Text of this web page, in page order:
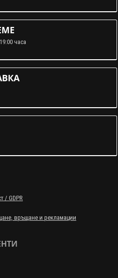
часа
/ GDPR
връщане и рекламации